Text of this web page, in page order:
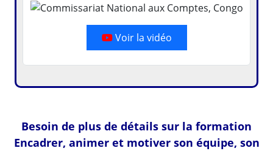
Voir la vidéo
Besoin de plus de détails sur la formation
Encadrer, animer et motiver son équipe, son